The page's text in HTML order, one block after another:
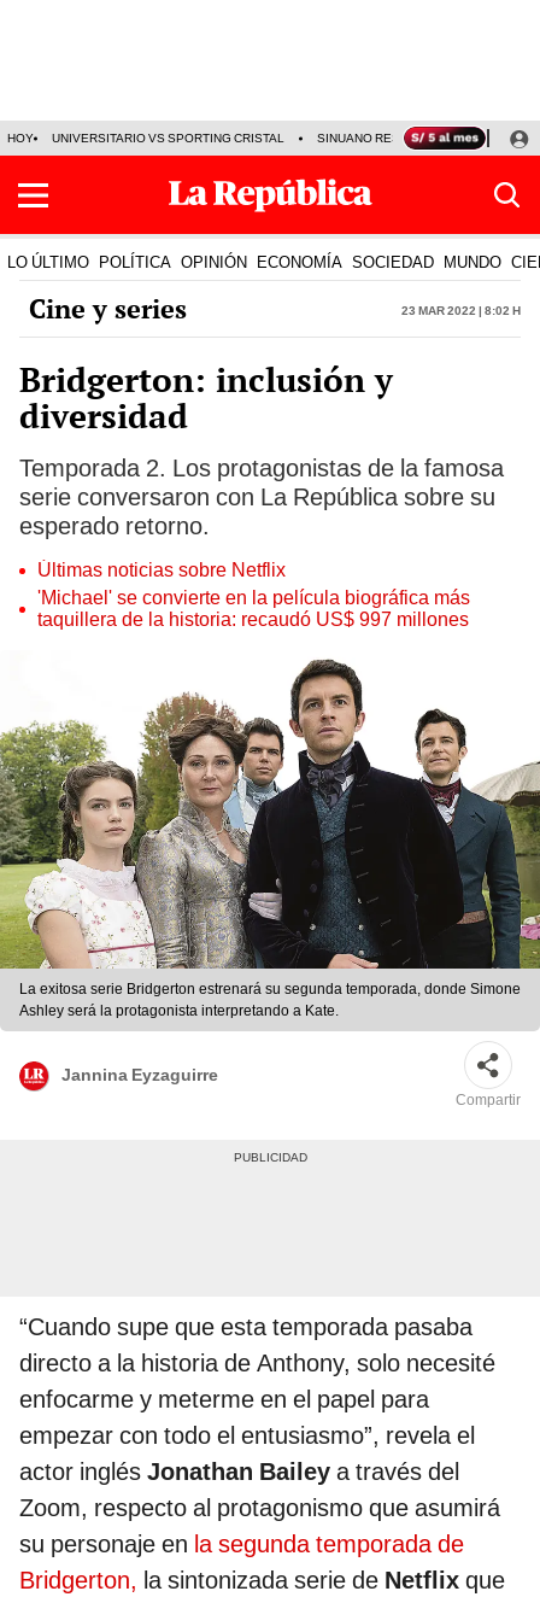
HOY UNIVERSITARIO VS SPORTING CRISTAL SINUANO RESULTADOS HOY
LO ÚLTIMO POLÍTICA OPINIÓN ECONOMÍA SOCIEDAD MUNDO
Cine y series 23 Mar 2022 | 8:02 h
Bridgerton: inclusión y
diversidad
Temporada 2. Los protagonistas de la famosa
serie conversaron con La República sobre su
esperado retorno.
Últimas noticias sobre Netflix
'Michael' se convierte en la película biográfica más
taquillera de la historia: recaudó US$ 997 millones
La exitosa serie Bridgerton estrenará su segunda temporada, donde Simone
Ashley será la protagonista interpretando a Kate.
Jannina Eyzaguirre
Compartir
“Cuando supe que esta temporada pasaba
directo a la historia de Anthony, solo necesité
enfocarme y meterme en el papel para
empezar con todo el entusiasmo”, revela el
actor inglés Jonathan Bailey a través del
Zoom, respecto al protagonismo que asumirá
su personaje en la segunda temporada de
Bridgerton, la sintonizada serie de Netflix que